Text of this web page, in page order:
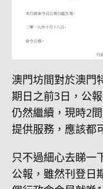
澳門坊間對於澳門
期日之前3日，公
仍然繼續，現時2
提供服務，應該都
只不過細心去睇一
公報，雖然刊登日